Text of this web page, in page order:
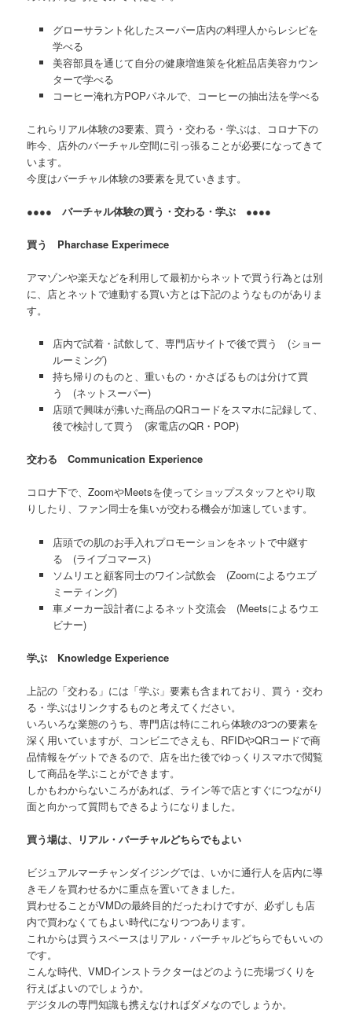
グローサラント化したスーパー店内の料理人からレシピを
学べる
美容部員を通じて自分の健康増進策を化粧品店美容カウン
ターで学べる
コーヒー淹れ方POPパネルで、コーヒーの抽出法を学べる
これらリアル体験の3要素、買う・交わる・学ぶは、コロナ下の
昨今、店外のバーチャル空間に引っ張ることが必要になってきて
います。
今度はバーチャル体験の3要素を見ていきます。
●●●● バーチャル体験の買う・交わる・学ぶ ●●●●
買う Pharchase Experimece
アマゾンや楽天などを利用して最初からネットで買う行為とは別
に、店とネットで連動する買い方とは下記のようなものがありま
す。
店内で試着・試飲して、専門店サイトで後で買う (ショー
ルーミング)
持ち帰りのものと、重いもの・かさばるものは分けて買
う (ネットスーパー)
店頭で興味が沸いた商品のQRコードをスマホに記録して、
後で検討して買う (家電店のQR・POP)
交わる Communication Experience
コロナ下で、ZoomやMeetsを使ってショップスタッフとやり取
りしたり、ファン同士を集いが交わる機会が加速しています。
店頭での肌のお手入れプロモーションをネットで中継す
る (ライブコマース)
ソムリエと顧客同士のワイン試飲会 (Zoomによるウエブ
ミーティング)
車メーカー設計者によるネット交流会 (Meetsによるウエ
ビナー)
学ぶ Knowledge Experience
上記の「交わる」には「学ぶ」要素も含まれており、買う・交わ
る・学ぶはリンクするものと考えてください。
いろいろな業態のうち、専門店は特にこれら体験の3つの要素を
深く用いていますが、コンビニでさえも、RFIDやQRコードで商
品情報をゲットできるので、店を出た後でゆっくりスマホで閲覧
して商品を学ぶことができます。
しかもわからないころがあれば、ライン等で店とすぐにつながり
面と向かって質問もできるようになりました。
買う場は、リアル・バーチャルどちらでもよい
ビジュアルマーチャンダイジングでは、いかに通行人を店内に導
きモノを買わせるかに重点を置いてきました。
買わせることがVMDの最終目的だったわけですが、必ずしも店
内で買わなくてもよい時代になりつつあります。
これからは買うスペースはリアル・バーチャルどちらでもいいの
です。
こんな時代、VMDインストラクターはどのように売場づくりを
行えばよいのでしょうか。
デジタルの専門知識も携えなければダメなのでしょうか。